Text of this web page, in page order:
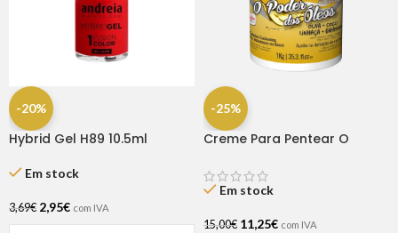
-20%
Hybrid Gel H89 10.5ml
Em stock
3,69€ 2,95€ com IVA
-25%
Creme Para Pentear O
Hair
Em stock
15,00€ 11,25€ com IVA